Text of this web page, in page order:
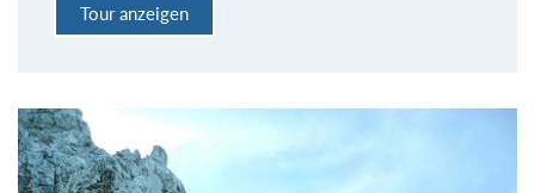
Tour anzeigen